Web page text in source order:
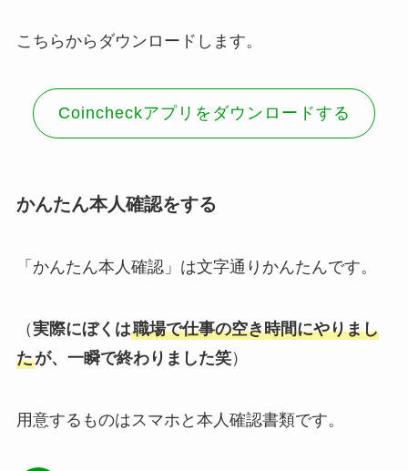
こちらからダウンロードします。
Coincheckアプリをダウンロードする
かんたん本人確認をする
「かんたん本人確認」は文字通りかんたんです。
（実際にぼくは職場で仕事の空き時間にやりまし
たが、一瞬で終わりました笑）
用意するものはスマホと本人確認書類です。